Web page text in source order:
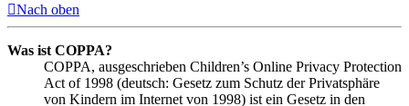
Nach oben
Was ist COPPA?
COPPA, ausgeschrieben Children’s Online Privacy Protection
Act of 1998 (deutsch: Gesetz zum Schutz der Privatsphäre
von Kindern im Internet von 1998) ist ein Gesetz in den